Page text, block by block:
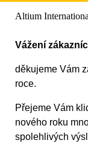
Altium
Vážení
děkujeme Vám
roce.
Přejeme Vám
nového roku
spolehlivých